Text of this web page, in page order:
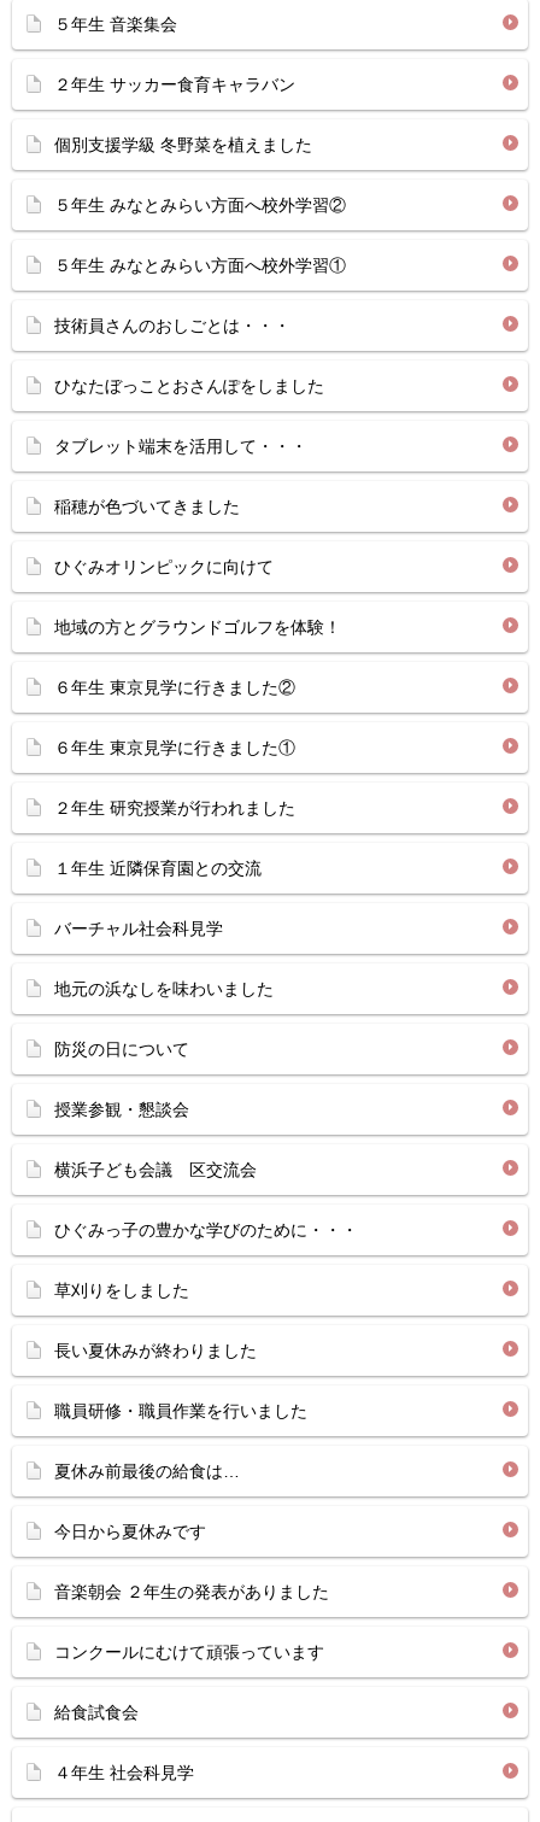
５年生 音楽集会
２年生 サッカー食育キャラバン
個別支援学級 冬野菜を植えました
５年生 みなとみらい方面へ校外学習②
５年生 みなとみらい方面へ校外学習①
技術員さんのおしごとは・・・
ひなたぼっことおさんぽをしました
タブレット端末を活用して・・・
稲穂が色づいてきました
ひぐみオリンピックに向けて
地域の方とグラウンドゴルフを体験！
６年生 東京見学に行きました②
６年生 東京見学に行きました①
２年生 研究授業が行われました
１年生 近隣保育園との交流
バーチャル社会科見学
地元の浜なしを味わいました
防災の日について
授業参観・懇談会
横浜子ども会議 区交流会
ひぐみっ子の豊かな学びのために・・・
草刈りをしました
長い夏休みが終わりました
職員研修・職員作業を行いました
夏休み前最後の給食は…
今日から夏休みです
音楽朝会 ２年生の発表がありました
コンクールにむけて頑張っています
給食試食会
４年生 社会科見学